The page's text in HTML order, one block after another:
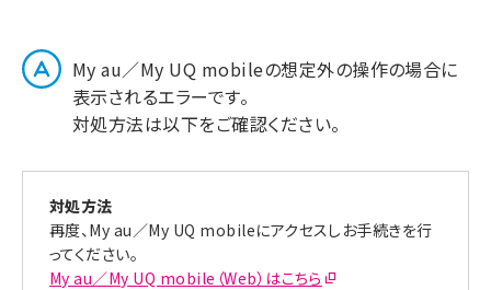
My au／My UQ mobileの想定外の操作の場合に
表示されるエラーです。
対処方法は以下をご確認ください。
対処方法
再度、My au／My UQ mobileにアクセスしお手続きを行
ってください。
My au／My UQ mobile（Web）はこちら